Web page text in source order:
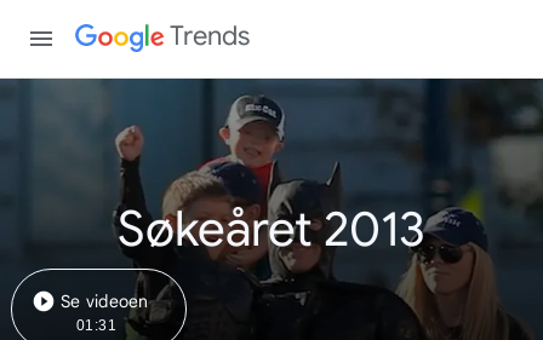
Trends
Søkeåret 2013
Se videoen
01:31